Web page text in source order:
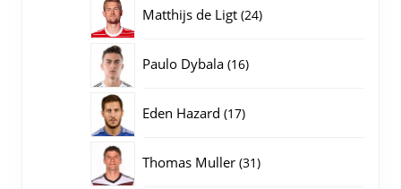
Matthijs de Ligt 2424
Paulo Dybala 1616
Eden Hazard 1717
Thomas Muller 3131